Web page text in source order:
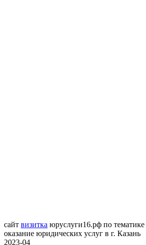
сайт визитка юруслуги16.рф по тематике
оказание юридических услуг в г. Казань
2023-04